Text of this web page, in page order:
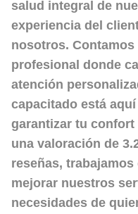
salud integral de
experiencia del
nosotros.
profesional donde
atención
capacitado está
garantizar tu confort
una valoración de
reseñas,
mejorar nuestros
necesidades de